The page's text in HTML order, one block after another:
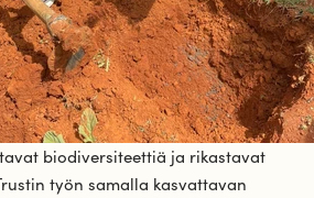
biodiversiteettiä ja rikastavat
työn samalla kasvattavan